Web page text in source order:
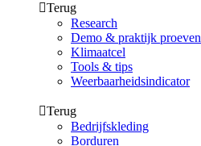
Terug
Research
Demo & praktijk proeven
Klimaatcel
Tools & tips
Weerbaarheidsindicator
Terug
Bedrijfskleding
Borduren